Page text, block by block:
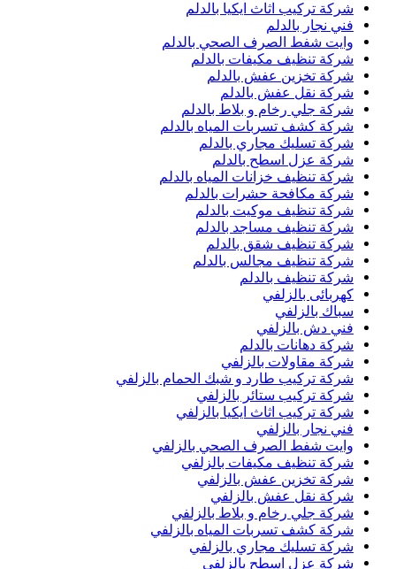
شركة تركيب اثاث ايكيا بالدلم
فني نجار بالدلم
وايت شفط الصرف الصحي بالدلم
شركة تنظيف مكيفات بالدلم
شركة تخزين عفش بالدلم
شركة نقل عفش بالدلم
شركة جلي رخام و بلاط بالدلم
شركة كشف تسربات المياه بالدلم
شركة تسليك مجاري بالدلم
شركة عزل اسطح بالدلم
شركة تنظيف خزانات المياه بالدلم
شركة مكافحة حشرات بالدلم
شركة تنظيف موكيت بالدلم
شركة تنظيف مساجد بالدلم
شركة تنظيف شقق بالدلم
شركة تنظيف مجالس بالدلم
شركة تنظيف بالدلم
كهربائى بالزلفي
سباك بالزلفي
فني دش بالزلفي
شركة دهانات بالدلم
شركة مقاولات بالزلفي
شركة تركيب طارد و شبك الحمام بالزلفي
شركة تركيب ستائر بالزلفي
شركة تركيب اثاث ايكيا بالزلفي
فني نجار بالزلفي
وايت شفط الصرف الصحي بالزلفي
شركة تنظيف مكيفات بالزلفي
شركة تخزين عفش بالزلفي
شركة نقل عفش بالزلفي
شركة جلي رخام و بلاط بالزلفي
شركة كشف تسربات المياه بالزلفي
شركة تسليك مجاري بالزلفي
شركة عزل اسطح بالزلفي